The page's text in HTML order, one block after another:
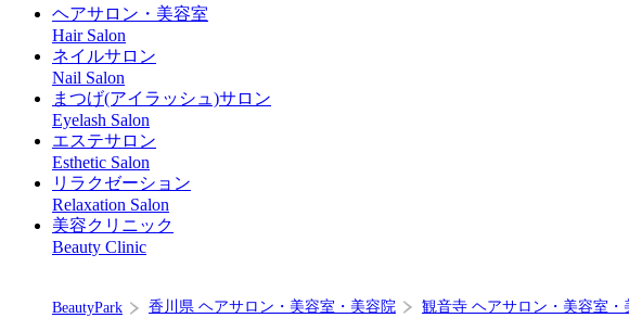
ヘアサロン・美容室
Hair Salon
ネイルサロン
Nail Salon
まつげ(アイラッシュ)サロン
Eyelash Salon
エステサロン
Esthetic Salon
リラクゼーション
Relaxation Salon
美容クリニック
Beauty Clinic
BeautyPark 香川県 ヘアサロン・美容室・美容院 観音寺 ヘアサロン・美容室・